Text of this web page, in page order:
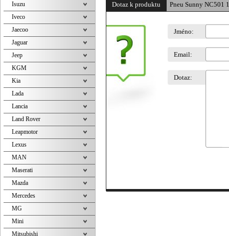
Dotaz k produktu Pneu Sunny NC501
Jméno:
Email:
Dotaz:
Isuzu
Iveco
Jaecoo
Jaguar
Jeep
KGM
Kia
Lada
Lancia
Land Rover
Leapmotor
Lexus
MAN
Maserati
Mazda
Mercedes
MG
Mini
Mitsubishi